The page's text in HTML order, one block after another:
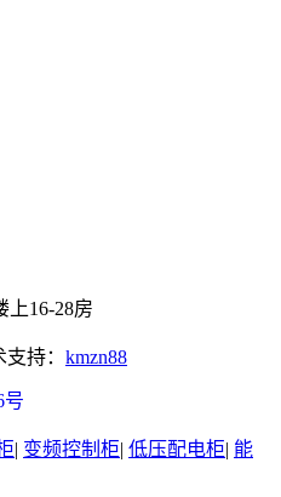
上16-28房
持： kmzn88
号
| 变频控制柜| 低压配电柜| 能